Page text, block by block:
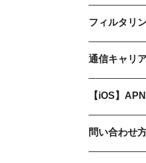
フィルタリ
通信キャリ
【iOS】
問い合わせ